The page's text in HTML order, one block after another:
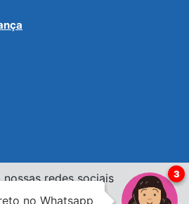
redes sociais